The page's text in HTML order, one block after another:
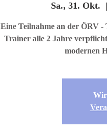
Sa., 31. Okt.
  |
Eine Teilnahme an der ÖRV
Trainer alle 2 Jahre
modernen
Wir